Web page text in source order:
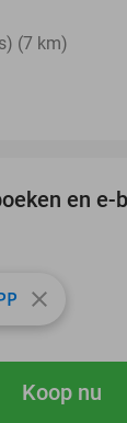
Koop nu
(7 km)
en e-
close